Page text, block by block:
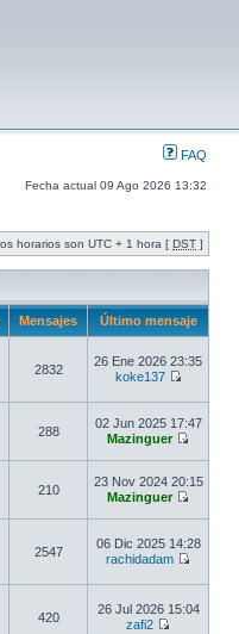
FAQ
Fecha actual 09 Ago 2026 13:32
horarios son UTC + 1 hora [ DST ]
Mensajes Último mensaje
2832
26 Ene 2026 23:35
koke137
288
02 Jun 2025 17:47
Mazinguer
210
23 Nov 2024 20:15
Mazinguer
2547
06 Dic 2025 14:28
rachidadam
420
26 Jul 2026 15:04
zafi2